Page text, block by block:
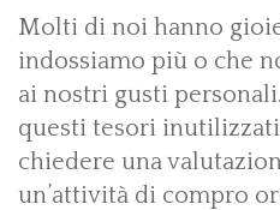
Molti di noi hanno
indossiamo più o che
ai nostri gusti
questi tesori inutilizzati
chiedere una
un’attività di compro